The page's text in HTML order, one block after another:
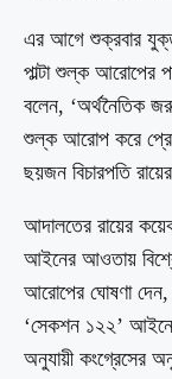
এর আগে শুক্রবার
পাল্টা শুল্ক আরোপের
বলেন, ‘অর্থনৈতিক
শুল্ক আরোপ করে
ছয়জন বিচারপতি
আদালতের রায়ের
আইনের আওতায়
আরোপের ঘোষণা দেন,
‘সেকশন ১২২’
অনুযায়ী কংগ্রেসের